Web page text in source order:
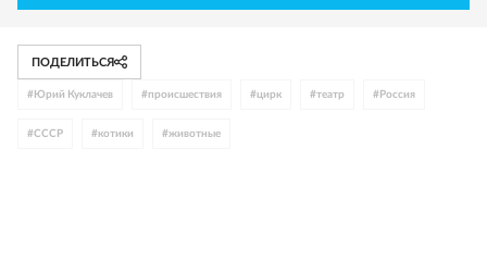
ПОДЕЛИТЬСЯ
# Юрий Куклачев #происшествия #цирк #театр # Россия
#СССР #котики #животные